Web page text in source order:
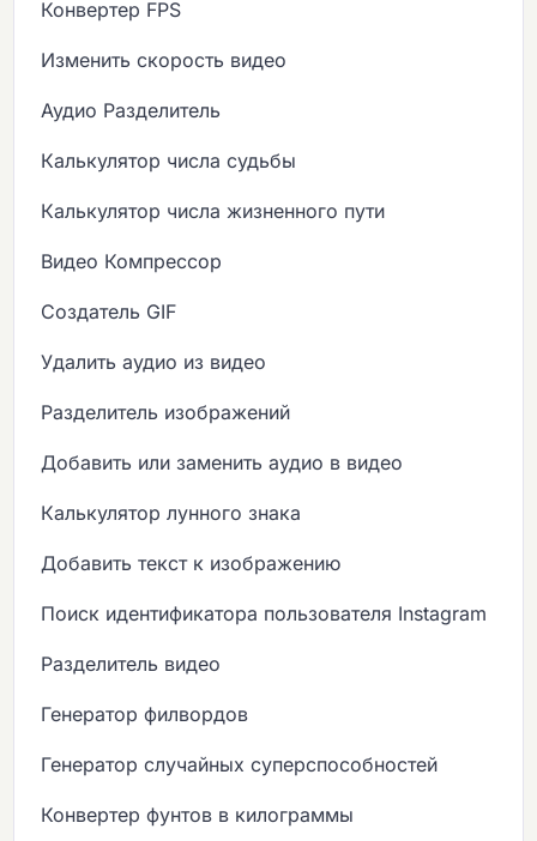
Конвертер FPS
Изменить скорость видео
Аудио Разделитель
Калькулятор числа судьбы
Калькулятор числа жизненного пути
Видео Компрессор
Создатель GIF
Удалить аудио из видео
Разделитель изображений
Добавить или заменить аудио в видео
Калькулятор лунного знака
Добавить текст к изображению
Поиск идентификатора пользователя Instagram
Разделитель видео
Генератор филвордов
Генератор случайных суперспособностей
Конвертер фунтов в килограммы